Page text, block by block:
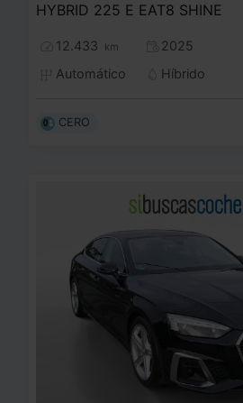
HYBRID 225 E EAT8 SHINE
12.433 km
2025
Automático
Híbrido
CERO